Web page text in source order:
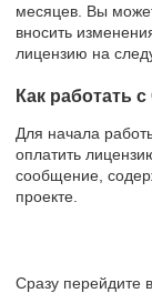
месяцев. Вы
вносить
лицензию на
Как работать
Для начала
оплатить
сообщение,
проекте.
Сразу перейдите